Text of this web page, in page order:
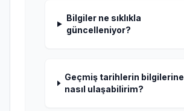
Bilgiler ne sıklıkla
güncelleniyor?
Geçmiş tarihlerin bilgilerine
nasıl ulaşabilirim?